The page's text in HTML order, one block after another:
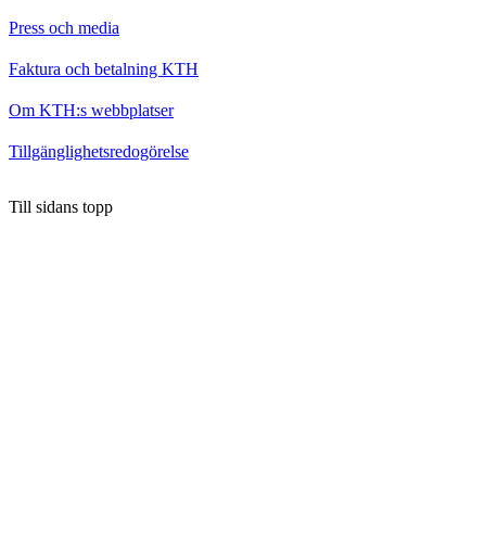
Press och media
Faktura och betalning KTH
Om KTH:s webbplatser
Tillgänglighetsredogörelse
Till sidans topp